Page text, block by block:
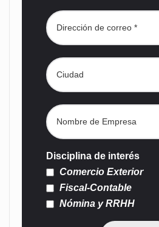
Disciplina de interés
Comercio Exterior
Fiscal-Contable
Nómina y RRHH